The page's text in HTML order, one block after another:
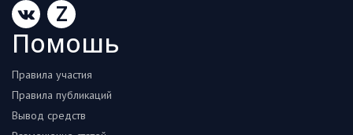
Z
Помошь
Правила участия
Правила публикаций
Вывод средств